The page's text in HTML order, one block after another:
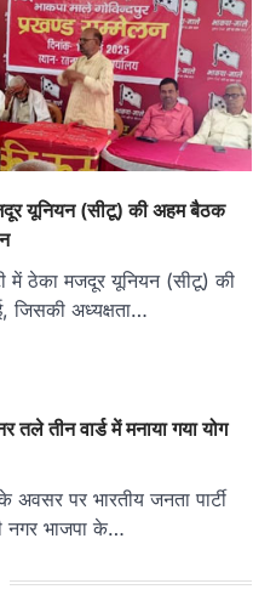
यूनियन (सीटू) की अहम बैठक
में ठेका मजदूर यूनियन (सीटू) की
जिसकी अध्यक्षता…
तीन वार्ड में मनाया गया योग
अवसर पर भारतीय जनता पार्टी
नगर भाजपा के…